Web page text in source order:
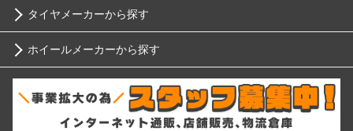
ニッサン
スバル
10インチ
12インチ
タイヤメーカーから探す
ブリヂストン
ミシュラン
ホイールメーカーから探す
RIH